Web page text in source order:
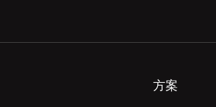
方案